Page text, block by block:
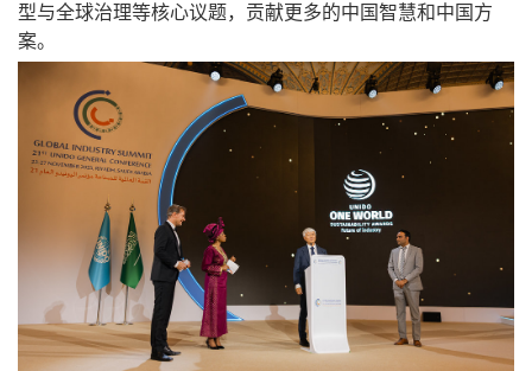
型与全球治理等核心议题，贡献更多的中国智慧和中国方
案。